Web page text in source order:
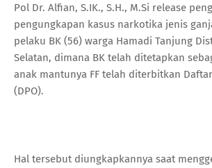
Pol Dr. Alfian, S.IK., S.H., M.Si release
pengungkapan kasus narkotika jenis
pelaku BK (56) warga Hamadi Tanjung
Selatan, dimana BK telah ditetapkan
anak mantunya FF telah diterbitkan
(DPO).
Hal tersebut diungkapkannya saat